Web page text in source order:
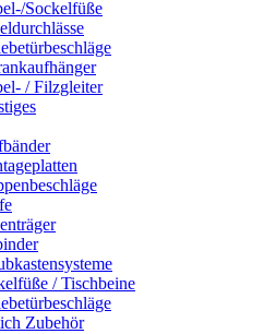
Sockelfüße
/ Filzgleiter
/ Tischbeine
Zubehör